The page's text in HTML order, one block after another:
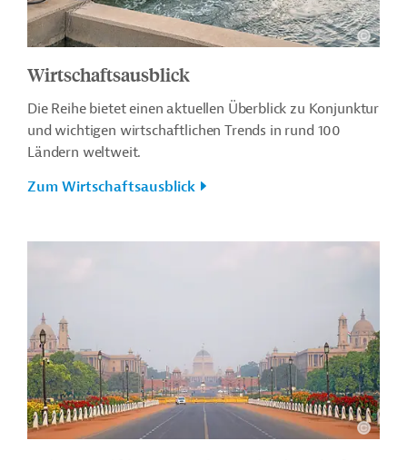
Wirtschaftsausblick
Die Reihe bietet einen aktuellen Überblick zu Konjunktur
und wichtigen wirtschaftlichen Trends in rund 100
Ländern weltweit.
Zum Wirtschaftsausblick